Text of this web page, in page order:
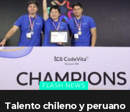
FLASH NEWS
Talento chileno y peruano